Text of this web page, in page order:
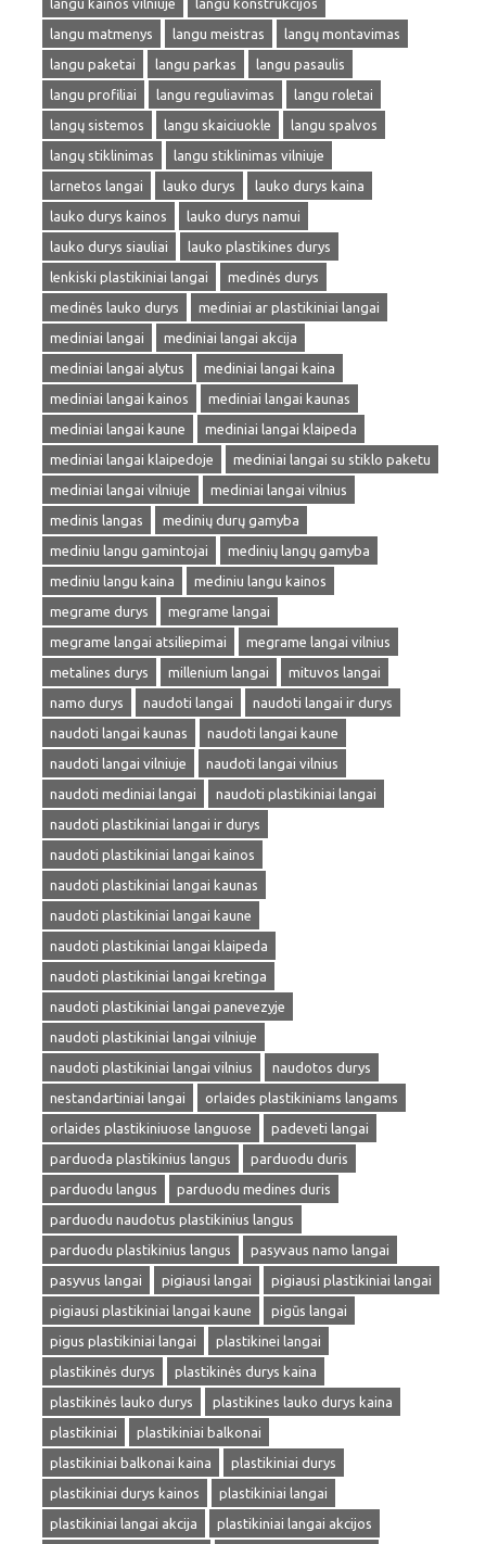
langu kainos vilniuje
langu konstrukcijos
langu matmenys
langu meistras
langų montavimas
langu paketai
langu parkas
langu pasaulis
langu profiliai
langu reguliavimas
langu roletai
langų sistemos
langu skaiciuokle
langu spalvos
langų stiklinimas
langu stiklinimas vilniuje
larnetos langai
lauko durys
lauko durys kaina
lauko durys kainos
lauko durys namui
lauko durys siauliai
lauko plastikines durys
lenkiski plastikiniai langai
medinės durys
medinės lauko durys
mediniai ar plastikiniai langai
mediniai langai
mediniai langai akcija
mediniai langai alytus
mediniai langai kaina
mediniai langai kainos
mediniai langai kaunas
mediniai langai kaune
mediniai langai klaipeda
mediniai langai klaipedoje
mediniai langai su stiklo paketu
mediniai langai vilniuje
mediniai langai vilnius
medinis langas
medinių durų gamyba
mediniu langu gamintojai
medinių langų gamyba
mediniu langu kaina
mediniu langu kainos
megrame durys
megrame langai
megrame langai atsiliepimai
megrame langai vilnius
metalines durys
millenium langai
mituvos langai
namo durys
naudoti langai
naudoti langai ir durys
naudoti langai kaunas
naudoti langai kaune
naudoti langai vilniuje
naudoti langai vilnius
naudoti mediniai langai
naudoti plastikiniai langai
naudoti plastikiniai langai ir durys
naudoti plastikiniai langai kainos
naudoti plastikiniai langai kaunas
naudoti plastikiniai langai kaune
naudoti plastikiniai langai klaipeda
naudoti plastikiniai langai kretinga
naudoti plastikiniai langai panevezyje
naudoti plastikiniai langai vilniuje
naudoti plastikiniai langai vilnius
naudotos durys
nestandartiniai langai
orlaides plastikiniams langams
orlaides plastikiniuose languose
padeveti langai
parduoda plastikinius langus
parduodu duris
parduodu langus
parduodu medines duris
parduodu naudotus plastikinius langus
parduodu plastikinius langus
pasyvaus namo langai
pasyvus langai
pigiausi langai
pigiausi plastikiniai langai
pigiausi plastikiniai langai kaune
pigūs langai
pigus plastikiniai langai
plastikinei langai
plastikinės durys
plastikinės durys kaina
plastikinės lauko durys
plastikines lauko durys kaina
plastikiniai
plastikiniai balkonai
plastikiniai balkonai kaina
plastikiniai durys
plastikiniai durys kainos
plastikiniai langai
plastikiniai langai akcija
plastikiniai langai akcijos